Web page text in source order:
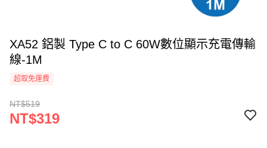
XA52 鋁製 Type C to C 60W數位顯示充電傳輸
線-1M
超取免運費
NT$519
NT$319